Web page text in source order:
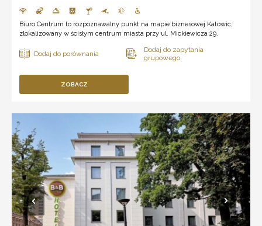
Biuro Centrum to rozpoznawalny punkt na mapie biznesowej Katowic,
zlokalizowany w ścisłym centrum miasta przy ul. Mickiewicza 29.
ZOBACZ